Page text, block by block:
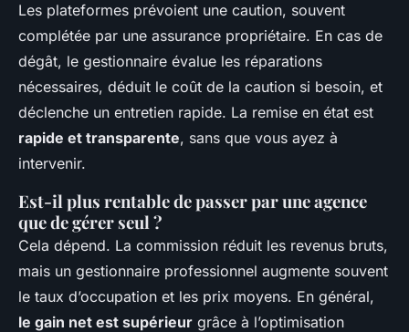
Les plateformes prévoient une caution, souvent
complétée par une assurance propriétaire. En cas de
dégât, le gestionnaire évalue les réparations
nécessaires, déduit le coût de la caution si besoin, et
déclenche un entretien rapide. La remise en état est
rapide et transparente, sans que vous ayez à
intervenir.
Est-il plus rentable de passer par une agence
que de gérer seul ?
Cela dépend. La commission réduit les revenus bruts,
mais un gestionnaire professionnel augmente souvent
le taux d’occupation et les prix moyens. En général,
le gain net est supérieur grâce à l’optimisation